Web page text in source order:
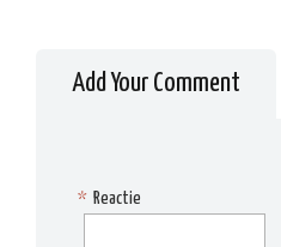
Add Your Comment
Reactie
*